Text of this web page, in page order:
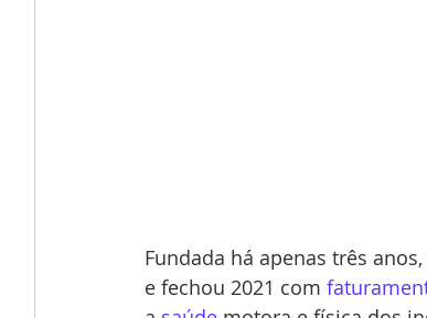
Fundada há apenas três anos,
e fechou 2021 com